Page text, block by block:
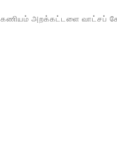
கணியம் அறக்கட்டளை வாட்சப்